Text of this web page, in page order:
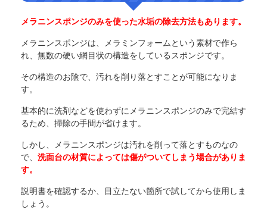
メラニンスポンジのみを使った水垢の除去方法もあります。
メラニンスポンジは、メラミンフォームという素材で作ら
れ、無数の硬い網目状の構造をしているスポンジです。
その構造のお陰で、汚れを削り落とすことが可能になりま
す。
基本的に洗剤などを使わずにメラニンスポンジのみで完結す
るため、掃除の手間が省けます。
しかし、メラニンスポンジは汚れを削って落とすものなの
で、 洗面台の材質によっては傷がついてしまう場合がありま
す。
説明書を確認するか、目立たない箇所で試してから使用しま
しょう。